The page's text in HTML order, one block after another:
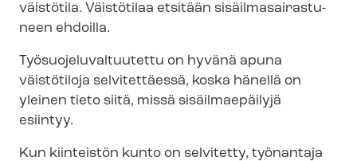
väistötila. Väistötilaa etsitään si­säil­ma­sai­ras­tu­
neen ehdoilla.
Työ­suo­je­lu­val­tuu­tet­tu on hyvänä apuna
väistötiloja selvitettäessä, koska hänellä on
yleinen tieto siitä, missä sisäilmaepäilyjä
esiintyy.
Kun kiinteistön kunto on selvitetty, työnantaja